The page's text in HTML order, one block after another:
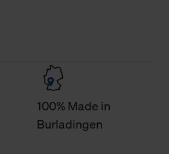
und kann jederzeit mit
widerrufen. Der Widerruf der
und die damit verbundene
sowie die bis zum Zeitpunkt der
100% Made in
Burladingen